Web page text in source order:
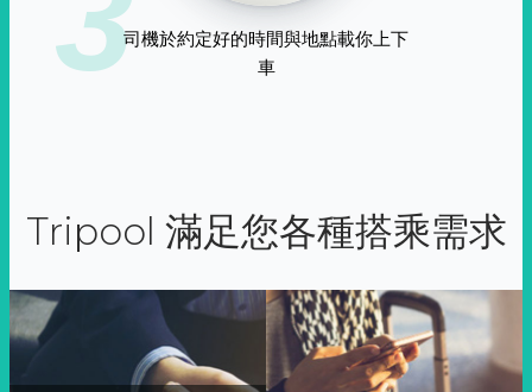
司機於約定好的時間與地點載你上下
車
Tripool 滿足您各種搭乘需求